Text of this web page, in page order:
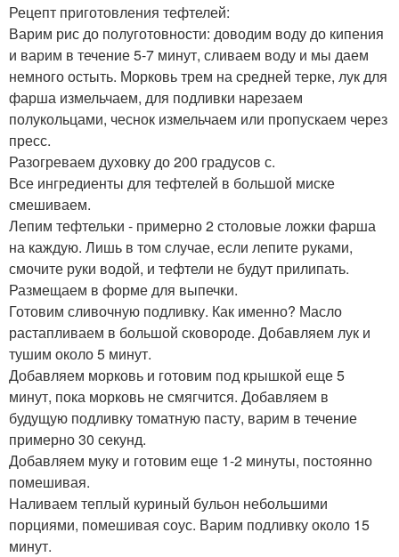
Рецепт приготовления тефтелей:
Варим рис до полуготовности: доводим воду до кипения
и варим в течение 5-7 минут, сливаем воду и мы даем
немного остыть. Морковь трем на средней терке, лук для
фарша измельчаем, для подливки нарезаем
полукольцами, чеснок измельчаем или пропускаем через
пресс.
Разогреваем духовку до 200 градусов с.
Все ингредиенты для тефтелей в большой миске
смешиваем.
Лепим тефтельки - примерно 2 столовые ложки фарша
на каждую. Лишь в том случае, если лепите руками,
смочите руки водой, и тефтели не будут прилипать.
Размещаем в форме для выпечки.
Готовим сливочную подливку. Как именно? Масло
растапливаем в большой сковороде. Добавляем лук и
тушим около 5 минут.
Добавляем морковь и готовим под крышкой еще 5
минут, пока морковь не смягчится. Добавляем в
будущую подливку томатную пасту, варим в течение
примерно 30 секунд.
Добавляем муку и готовим еще 1-2 минуты, постоянно
помешивая.
Наливаем теплый куриный бульон небольшими
порциями, помешивая соус. Варим подливку около 15
минут.